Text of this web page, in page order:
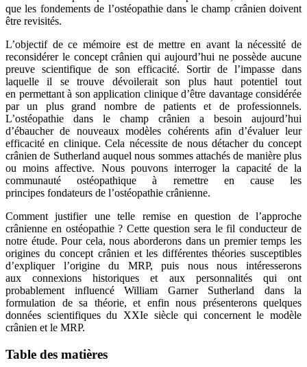
que les fondements de l’ostéopathie dans le champ crânien doivent
être revisités.
L’objectif de ce mémoire est de mettre en avant la nécessité de
reconsidérer le concept crânien qui aujourd’hui ne possède aucune
preuve scientifique de son efficacité. Sortir de l’impasse dans
laquelle il se trouve dévoilerait son plus haut potentiel tout
en permettant à son application clinique d’être davantage considérée
par un plus grand nombre de patients et de professionnels.
L’ostéopathie dans le champ crânien a besoin aujourd’hui
d’ébaucher de nouveaux modèles cohérents afin d’évaluer leur
efficacité en clinique. Cela nécessite de nous détacher du concept
crânien de Sutherland auquel nous sommes attachés de manière plus
ou moins affective. Nous pouvons interroger la capacité de la
communauté ostéopathique à remettre en cause les
principes fondateurs de l’ostéopathie crânienne.
Comment justifier une telle remise en question de l’approche
crânienne en ostéopathie ? Cette question sera le fil conducteur de
notre étude. Pour cela, nous aborderons dans un premier temps les
origines du concept crânien et les différentes théories susceptibles
d’expliquer l’origine du MRP, puis nous nous intéresserons
aux connexions historiques et aux personnalités qui ont
probablement influencé William Garner Sutherland dans la
formulation de sa théorie, et enfin nous présenterons quelques
données scientifiques du XXIe siècle qui concernent le modèle
crânien et le MRP.
Table des matières